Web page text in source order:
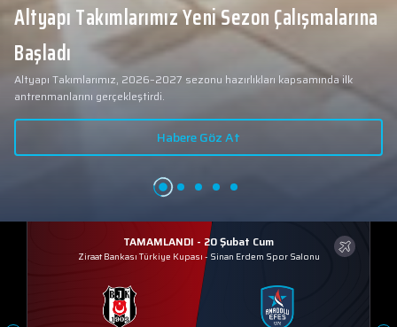
Altyapı Takımlarımız Yeni Sezon Çalışmalarına
Başladı
Altyapı Takımlarımız, 2026–2027 sezonu hazırlıkları kapsamında ilk
antrenmanlarını gerçekleştirdi.
Habere Göz At
TAMAMLANDI - 20 Şubat Cum
Ziraat Bankası Türkiye Kupası - Sinan Erdem Spor Salonu